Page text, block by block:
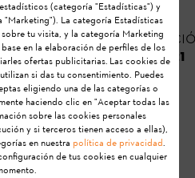
en
Última
28/06/2021
FAQ
Solución de problemas
(categoría "Estadísticas") y
La categoría Estadísticas
tu visita, y la categoría Marketing
en la elaboración de perfiles de los
ofertas publicitarias. Las cookies de
si das tu consentimiento. Puedes
eligiendo una de las categorías o
haciendo clic en "Aceptar todas las
sobre las cookies personales
y si terceros tienen acceso a ellas),
en nuestra política de privacidad.
de tus cookies en cualquier